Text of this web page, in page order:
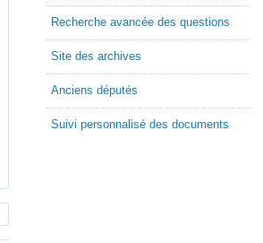
Recherche avancée des questions
Site des archives
Anciens députés
Suivi personnalisé des documents